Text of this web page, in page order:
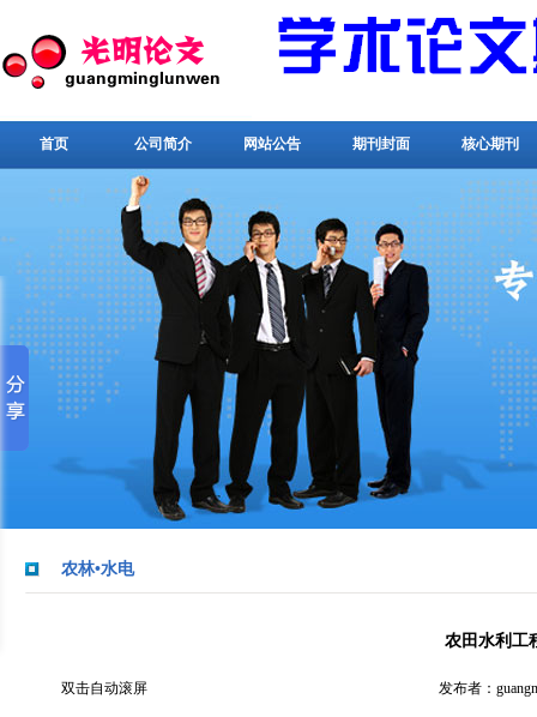
首页 公司简介 网站公告 期刊封面 核心期刊
农林•水电
农田水利工
双击自动滚屏 发布者：